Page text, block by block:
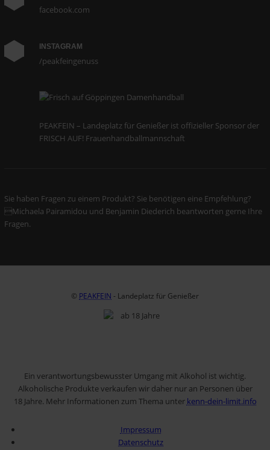
facebook.com
INSTAGRAM
/peakfeingenuss
PEAKFEIN – Landeplatz für Genießer ist offizieller Sponsor der
FRISCH AUF! Frauenhandballmannschaft
Sie haben Fragen zu einem Produkt? Sie benötigen eine Empfehlung?
Michaela Pairamidou und Benjamin Diederich beantworten gerne Ihre
Fragen.
© PEAKFEIN - Landeplatz für Genießer
Ein verantwortungsbewusster Umgang mit Alkohol ist wichtig.
Alkoholische Produkte verkaufen wir daher nur an Personen über
18 Jahre. Mehr Informationen zum Thema unter kenn-dein-limit.info
Impressum
Datenschutz